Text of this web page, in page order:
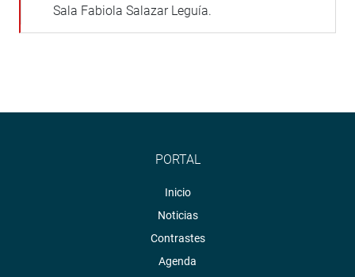
Sala Fabiola Salazar Leguía.
PORTAL
Inicio
Noticias
Contrastes
Agenda